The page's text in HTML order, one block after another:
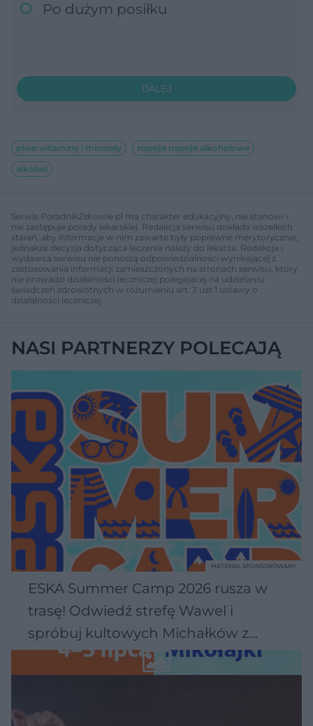
Po dużym posiłku
DALEJ
piwo witaminy i minerały
napoje napoje alkoholowe
alkohol
Serwis PoradnikZdrowie.pl ma charakter edukacyjny, nie stanowi i
nie zastępuje porady lekarskiej. Redakcja serwisu dokłada wszelkich
starań, aby informacje w nim zawarte były poprawne merytorycznie,
jednakże decyzja dotycząca leczenia należy do lekarza. Redakcja i
wydawca serwisu nie ponoszą odpowiedzialności wynikającej z
zastosowania informacji zamieszczonych na stronach serwisu, który
nie prowadzi działalności leczniczej polegającej na udzielaniu
świadczeń zdrowotnych w rozumieniu art. 3 ust 1 ustawy o
działalności leczniczej.
NASI PARTNERZY POLECAJĄ
ESKA Summer Camp 2026 rusza w
trasę! Odwiedź strefę Wawel i
spróbuj kultowych Michałków z
Wawelu
MATERIAŁ SPONSOROWANY